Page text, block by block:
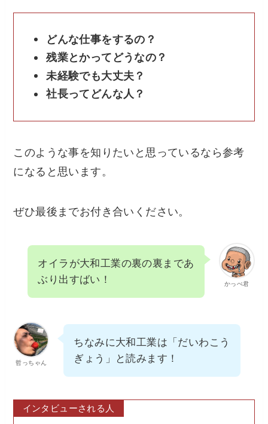
どんな仕事をするの？
残業とかってどうなの？
未経験でも大丈夫？
社長ってどんな人？
このような事を知りたいと思っているなら参考
になると思います。
ぜひ最後までお付き合いください。
かっぺ君
オイラが大和工業の裏の裏まであ
ぶり出すばい！
哲っちゃん
ちなみに大和工業は「だいわこう
ぎょう」と読みます！
インタビューされる人